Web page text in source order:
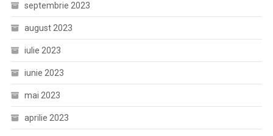
septembrie 2023
august 2023
iulie 2023
iunie 2023
mai 2023
aprilie 2023